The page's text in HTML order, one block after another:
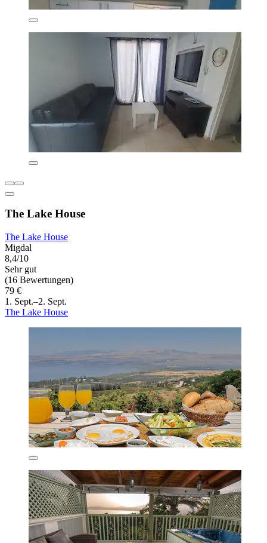
The Lake House
The Lake House
Migdal
8,4/10
Sehr gut
(16 Bewertungen)
79 €
1. Sept.–2. Sept.
The Lake House